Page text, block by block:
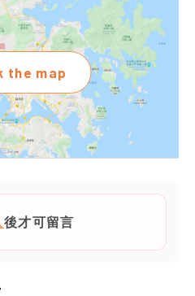
the map
後才可留言